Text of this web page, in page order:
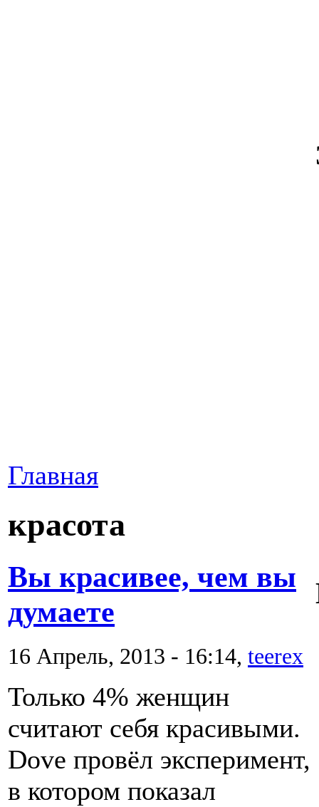
Главная
красота
Вы красивее, чем вы
думаете
16 Апрель, 2013 - 16:14, teerex
Только 4% женщин
считают себя красивыми.
Dove провёл эксперимент,
в котором показал